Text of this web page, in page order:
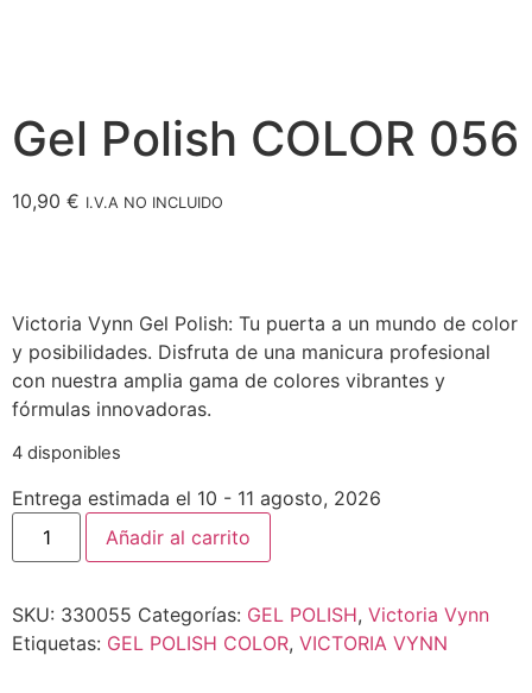
Gel Polish COLOR 056
10,90 € I.V.A NO INCLUIDO
Victoria Vynn Gel Polish: Tu puerta a un mundo de color
y posibilidades. Disfruta de una manicura profesional
con nuestra amplia gama de colores vibrantes y
fórmulas innovadoras.
4 disponibles
Entrega estimada el 10 - 11 agosto, 2026
Añadir al carrito
SKU: 330055 Categorías: GEL POLISH, Victoria Vynn
Etiquetas: GEL POLISH COLOR, VICTORIA VYNN